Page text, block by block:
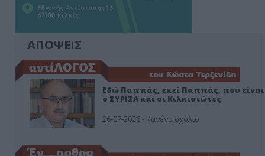
ΑΠΟΨΕΙΣ
Εδώ Παππάς, εκεί Παππάς, που είναι
ο ΣΥΡΙΖΑ και οι Κιλκισιώτες
26-07-2026 - Κανένα σχόλιο